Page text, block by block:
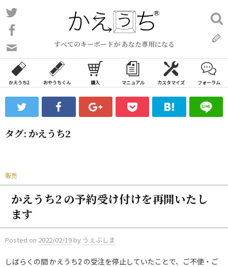
コ
ン
ン
ツ
ス
ッ
プ
すべてのキーボードが あなた専用になる
い
合
わ
フ
ォ
ー
ム
検
索:
かえうち2 おやうちくん 購入 マニュアル カスタマイズ フォーラム
タグ: かえうち2
販売
かえうち2 の予約受け付けを再開いたし
ます
Posted on 2022/02/19 by うぇぶしま
しばらくの間 かえうち2 の受注を停止していたことで、ご不便・ご